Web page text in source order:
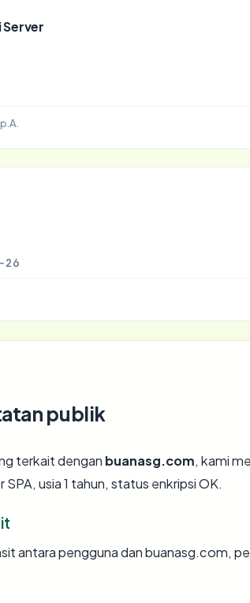
Server
26
publik
terkait dengan buanasg.com, kami
usia 1 tahun, status enkripsi OK.
antara pengguna dan buanasg.com,